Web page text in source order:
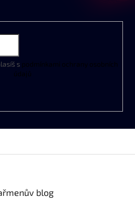
s podmínkami ochrany osobních
údajů
blog